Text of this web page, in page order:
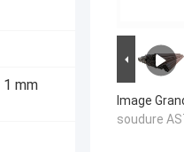
1 mm
Image
soudure